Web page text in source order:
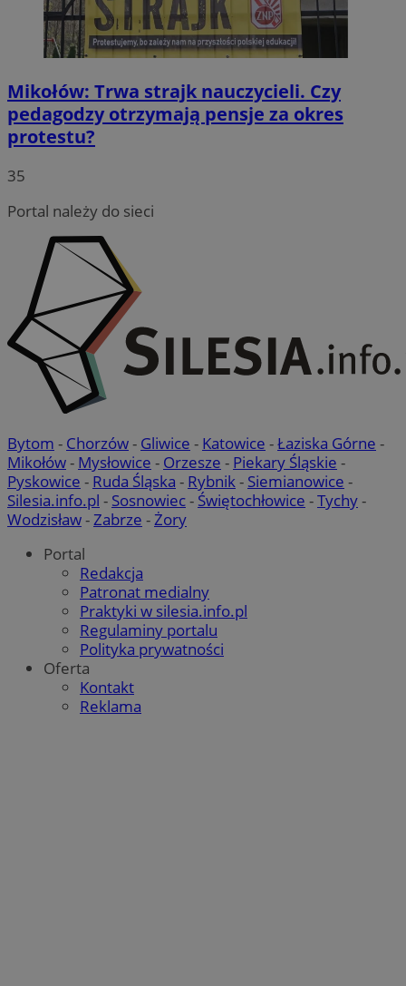
Mikołów: Trwa strajk nauczycieli. Czy
pedagodzy otrzymają pensje za okres
protestu?
35
Portal należy do sieci
Bytom - Chorzów- Gliwice - Katowice -Łaziska Górne -
Mikołów- Mysłowice - Orzesze - Piekary Śląskie -
Pyskowice - Ruda Śląska - Rybnik- Siemianowice -
Silesia.info.pl - Sosnowiec- Świętochłowice -Tychy-
Wodzisław-Zabrze -Żory
Portal
Redakcja
Patronat medialny
Praktyki w silesia.info.pl
Regulaminy portalu
Polityka prywatności
Oferta
Kontakt
Reklama